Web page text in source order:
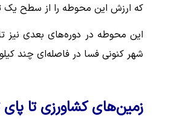
که ارزش این محوطه را از سطح یک
این محوطه در دوره‌های بعدی نیز
شهر کنونی فسا در فاصله‌ای چند
زمین‌های کشاورزی تا پای